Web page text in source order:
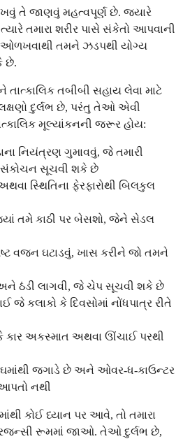
તે જાણવું મહત્વપૂર્ણ છે. જ્યારે
તમારા શરીર પાસે સંકેતો આપવાની
તમને ઝડપથી યોગ્ય
છે.
તબીબી સહાય લેવા માટે
દુર્લભ છે, પરંતુ તેઓ એવી
મૂલ્યાંકનની જરૂર હોય:
નિયંત્રણ ગુમાવવું, જે તમારી
સંકોચન સૂચવી શકે છે
સ્થિતિના ફેરફારોથી બિલકુલ
તમે કાઠી પર બેસશો, જેને સેડલ
વજન ઘટાડવું, ખાસ કરીને જો તમને
અને ઠંડી લાગવી, જે ચેપ સૂચવી શકે છે
જે કલાકો કે દિવસોમાં નોંધપાત્ર રીતે
કાર અકસ્માત અથવા ઊંચાઈ પરથી
જગાડે છે અને ઓવર-ધ-કાઉન્ટર
આપતો નથી
કોઈ ધ્યાન પર આવે, તો તમારા
રૂમમાં જાઓ. તેઓ દુર્લભ છે,